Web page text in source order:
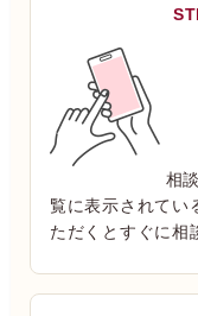
相
覧に表示されてい
ただくとすぐに相